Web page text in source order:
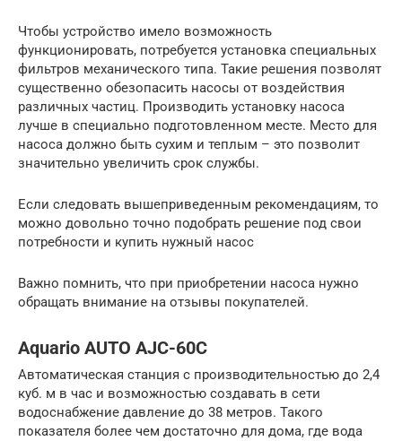
Чтобы устройство имело возможность
функционировать, потребуется установка специальных
фильтров механического типа. Такие решения позволят
существенно обезопасить насосы от воздействия
различных частиц. Производить установку насоса
лучше в специально подготовленном месте. Место для
насоса должно быть сухим и теплым – это позволит
значительно увеличить срок службы.
Если следовать вышеприведенным рекомендациям, то
можно довольно точно подобрать решение под свои
потребности и купить нужный насос
Важно помнить, что при приобретении насоса нужно
обращать внимание на отзывы покупателей.
Aquario AUTO AJC-60C
Автоматическая станция с производительностью до 2,4
куб. м в час и возможностью создавать в сети
водоснабжение давление до 38 метров. Такого
показателя более чем достаточно для дома, где вода